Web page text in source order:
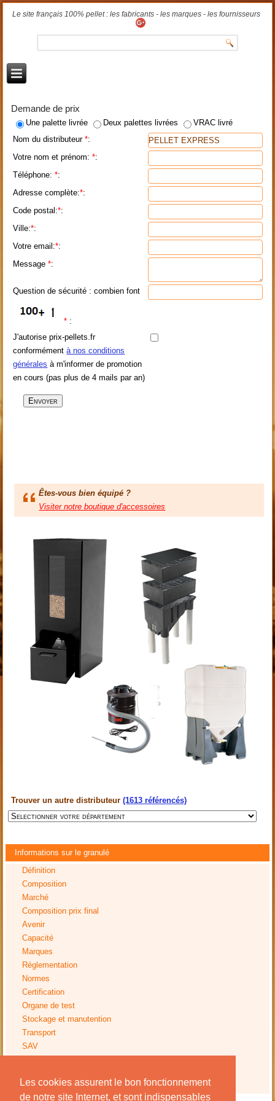
Les cookies assurent le bon fonctionnement
de notre site Internet, et sont indispensables
Le site français 100% pellet : les fabricants - les marques - les fournisseurs
Demande de prix
Une palette livrée Deux palettes livrées
VRAC livré
Nom du distributeur*:
Votre nom et prénom:*:
Téléphone:*:
Adresse complète:*:
Code postal:*:
Ville:*:
Votre email:*:
Message*:
Question de sécurité : combien font
* :
J'autorise prix-pellets.fr
conformémentà nos conditions
générales à m'informer de promotion
en cours (pas plus de 4 mails par an)
Êtes-vous bien équipé ?
Trouver un autre distributeur(1613 référencés)
Informations sur le granulé
Définition
Composition
Marché
Composition prix final
Avenir
Capacité
Marques
Réglementation
Normes
Certification
Organe de test
Stockage et manutention
Transport
SAV
Avis installation